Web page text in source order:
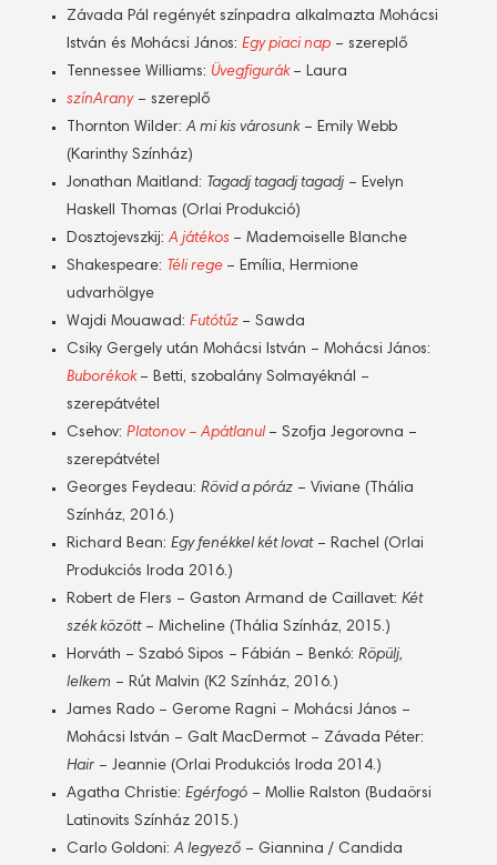
Závada Pál regényét színpadra alkalmazta Mohácsi
István és Mohácsi János: Egy piaci nap – szereplő
Tennessee Williams: Üvegfigurák – Laura
színArany – szereplő
Thornton Wilder: A mi kis városunk– Emily Webb
(Karinthy Színház)
Jonathan Maitland: Tagadj tagadj tagadj – Evelyn
Haskell Thomas (Orlai Produkció)
Dosztojevszkij: A játékos – Mademoiselle Blanche
Shakespeare: Téli rege – Emília, Hermione
udvarhölgye
Wajdi Mouawad: Futótűz – Sawda
Csiky Gergely után Mohácsi István – Mohácsi János:
Buborékok – Betti, szobalány Solmayéknál –
szerepátvétel
Csehov: Platonov – Apátlanul – Szofja Jegorovna –
szerepátvétel
Georges Feydeau: Rövid a póráz – Viviane (Thália
Színház, 2016.)
Richard Bean: Egy fenékkel két lovat– Rachel (Orlai
Produkciós Iroda 2016.)
Robert de Flers – Gaston Armand de Caillavet: Két
szék között– Micheline (Thália Színház, 2015.)
Horváth – Szabó Sipos – Fábián – Benkó: Röpülj,
lelkem – Rút Malvin (K2 Színház, 2016.)
James Rado – Gerome Ragni – Mohácsi János –
Mohácsi István – Galt MacDermot – Závada Péter:
Hair – Jeannie (Orlai Produkciós Iroda 2014.)
Agatha Christie: Egérfogó – Mollie Ralston (Budaörsi
Latinovits Színház 2015.)
Carlo Goldoni: A legyező – Giannina / Candida